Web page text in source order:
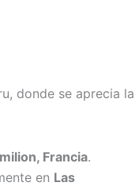
donde se aprecia la
Francia.
en Las